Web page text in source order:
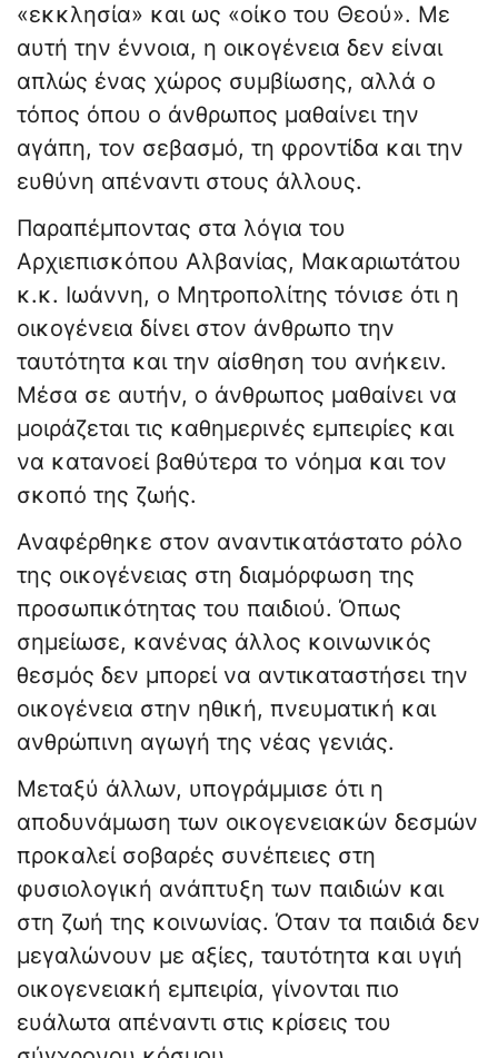
«εκκλησία» και ως «οίκο του Θεού». Με
αυτή την έννοια, η οικογένεια δεν είναι
απλώς ένας χώρος συμβίωσης, αλλά ο
τόπος όπου ο άνθρωπος μαθαίνει την
αγάπη, τον σεβασμό, τη φροντίδα και την
ευθύνη απέναντι στους άλλους.
Παραπέμποντας στα λόγια του
Αρχιεπισκόπου Αλβανίας, Μακαριωτάτου
κ.κ. Ιωάννη, ο Μητροπολίτης τόνισε ότι η
οικογένεια δίνει στον άνθρωπο την
ταυτότητα και την αίσθηση του ανήκειν.
Μέσα σε αυτήν, ο άνθρωπος μαθαίνει να
μοιράζεται τις καθημερινές εμπειρίες και
να κατανοεί βαθύτερα το νόημα και τον
σκοπό της ζωής.
Αναφέρθηκε στον αναντικατάστατο ρόλο
της οικογένειας στη διαμόρφωση της
προσωπικότητας του παιδιού. Όπως
σημείωσε, κανένας άλλος κοινωνικός
θεσμός δεν μπορεί να αντικαταστήσει την
οικογένεια στην ηθική, πνευματική και
ανθρώπινη αγωγή της νέας γενιάς.
Μεταξύ άλλων, υπογράμμισε ότι η
αποδυνάμωση των οικογενειακών δεσμών
προκαλεί σοβαρές συνέπειες στη
φυσιολογική ανάπτυξη των παιδιών και
στη ζωή της κοινωνίας. Όταν τα παιδιά δεν
μεγαλώνουν με αξίες, ταυτότητα και υγιή
οικογενειακή εμπειρία, γίνονται πιο
ευάλωτα απέναντι στις κρίσεις του